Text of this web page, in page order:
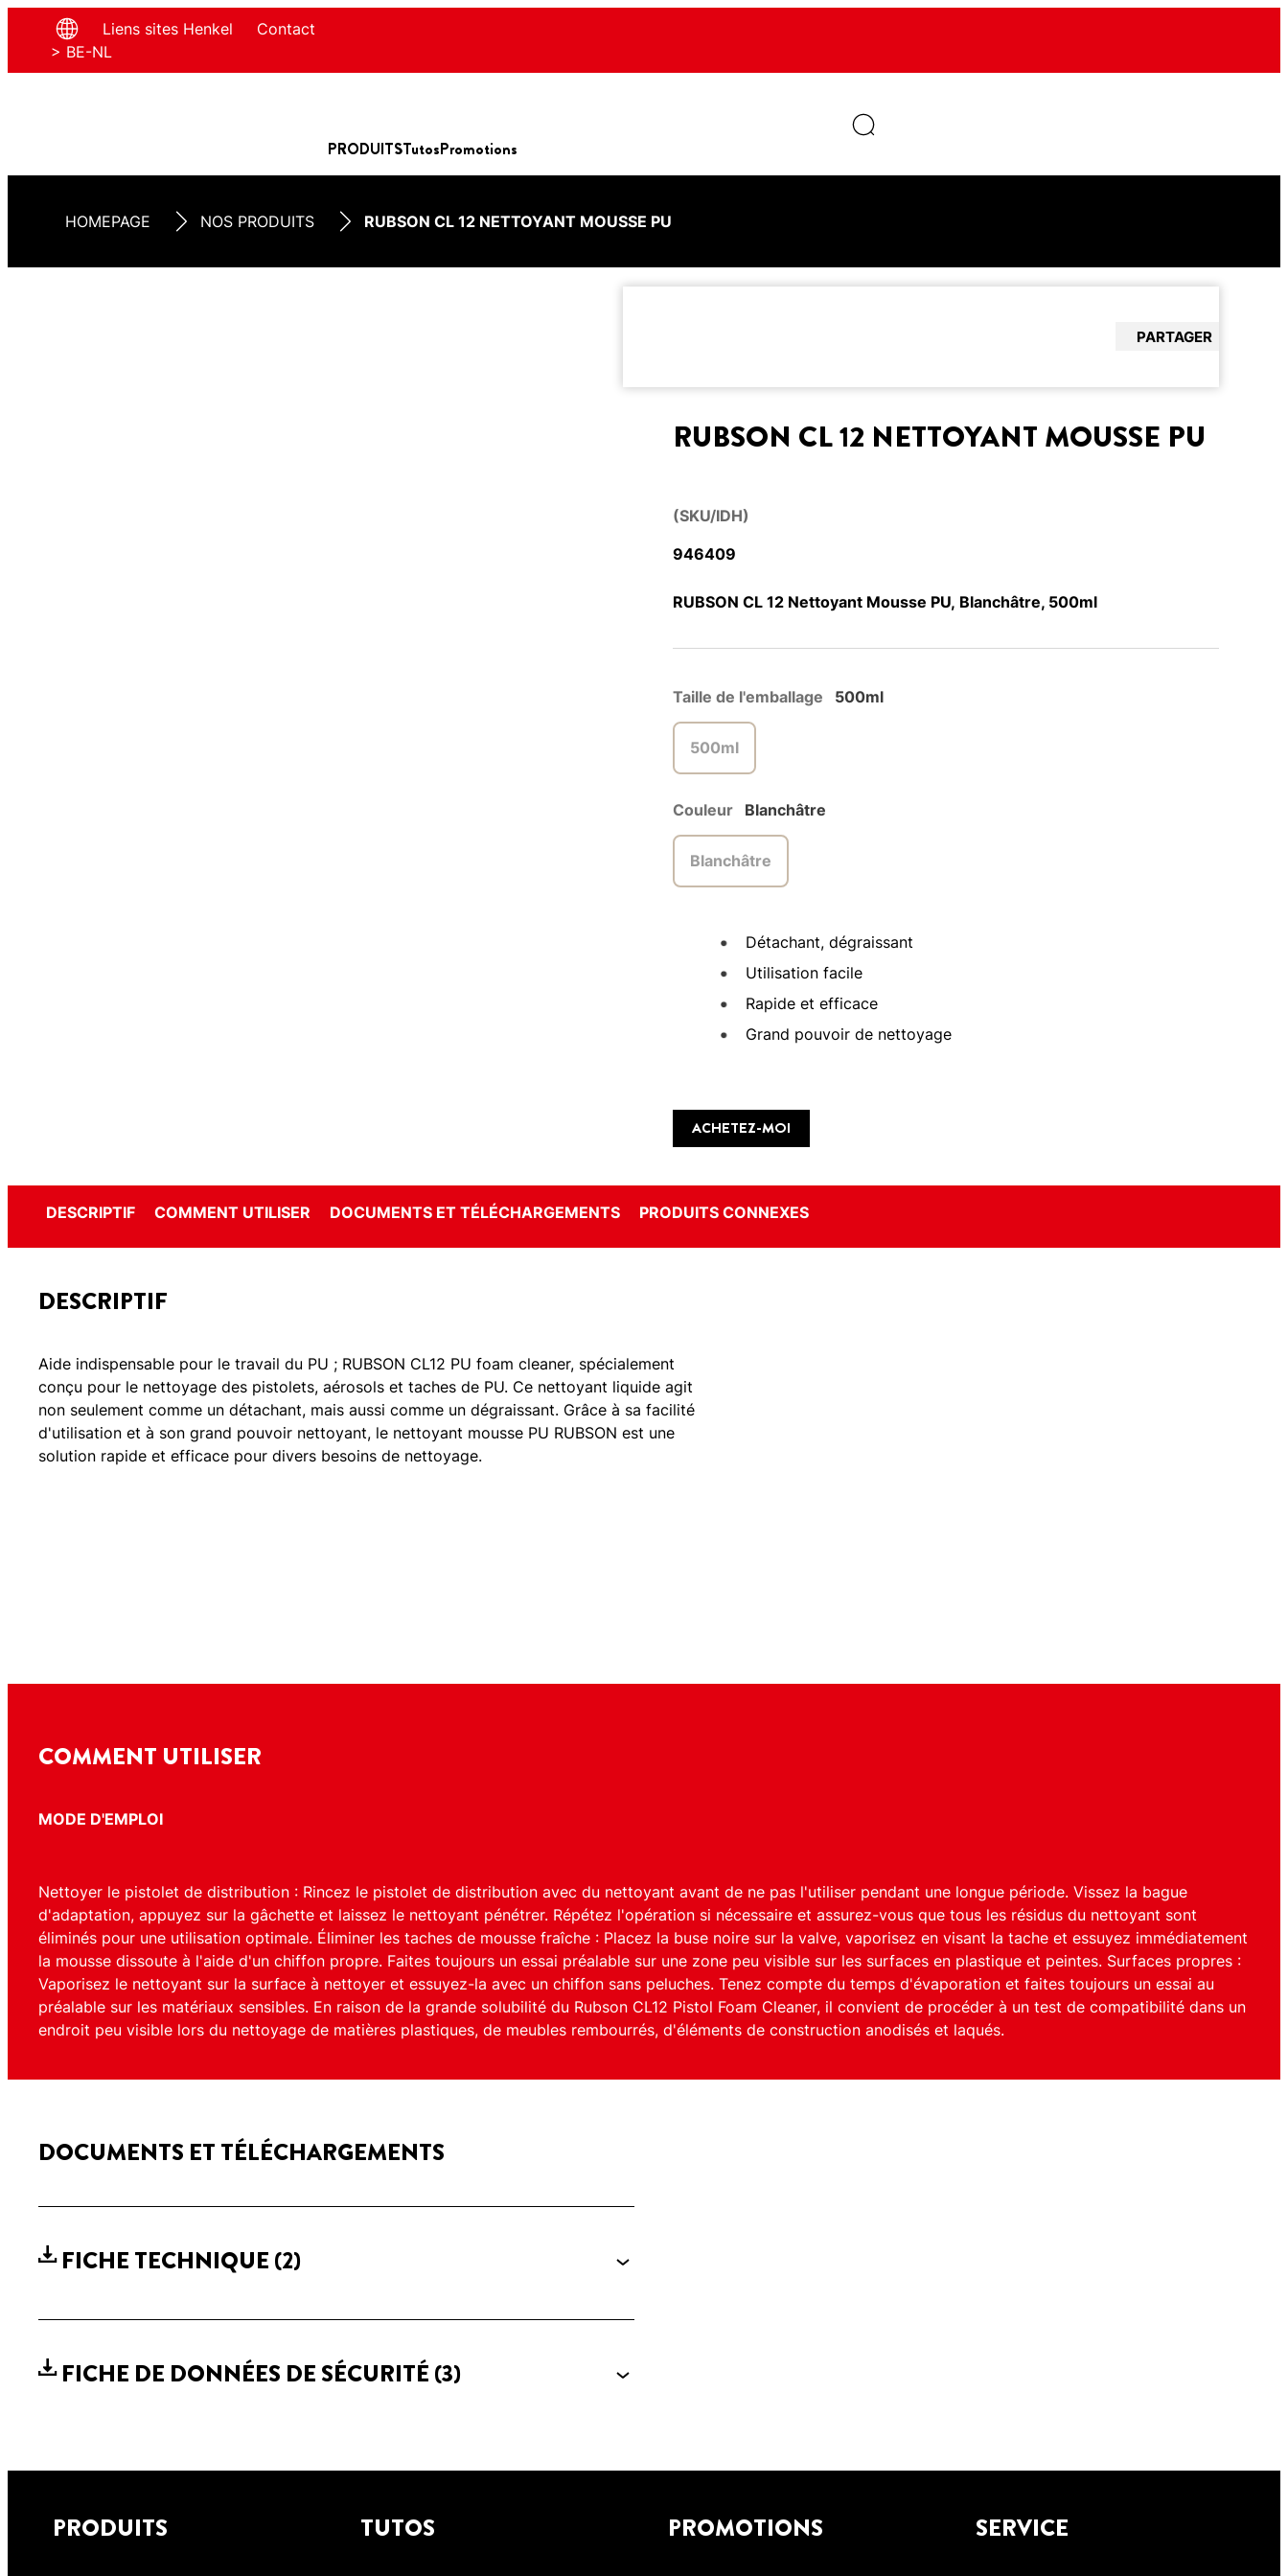
Liens sites Henkel
Contact
> BE-NL
PRODUITSTutosPromotions
HOMEPAGE NOS PRODUITS RUBSON CL 12 NETTOYANT MOUSSE PU
PARTAGER
RUBSON CL 12 NETTOYANT MOUSSE PU
(SKU/IDH)
946409
RUBSON CL 12 Nettoyant Mousse PU, Blanchâtre, 500ml
Taille de l'emballage 500ml
500ml
Couleur Blanchâtre
Blanchâtre
Détachant, dégraissant
Utilisation facile
Rapide et efficace
Grand pouvoir de nettoyage
ACHETEZ-MOI
DESCRIPTIF COMMENT UTILISER DOCUMENTS ET TÉLÉCHARGEMENTS PRODUITS CONNEXES
DESCRIPTIF
Aide indispensable pour le travail du PU ; RUBSON CL12 PU foam cleaner, spécialement
conçu pour le nettoyage des pistolets, aérosols et taches de PU. Ce nettoyant liquide agit
non seulement comme un détachant, mais aussi comme un dégraissant. Grâce à sa facilité
d'utilisation et à son grand pouvoir nettoyant, le nettoyant mousse PU RUBSON est une
solution rapide et efficace pour divers besoins de nettoyage.
COMMENT UTILISER
MODE D'EMPLOI
Nettoyer le pistolet de distribution : Rincez le pistolet de distribution avec du nettoyant avant de ne pas l'utiliser pendant une longue période. Vissez la bague
d'adaptation, appuyez sur la gâchette et laissez le nettoyant pénétrer. Répétez l'opération si nécessaire et assurez-vous que tous les résidus du nettoyant sont
éliminés pour une utilisation optimale. Éliminer les taches de mousse fraîche : Placez la buse noire sur la valve, vaporisez en visant la tache et essuyez immédiatement
la mousse dissoute à l'aide d'un chiffon propre. Faites toujours un essai préalable sur une zone peu visible sur les surfaces en plastique et peintes. Surfaces propres :
Vaporisez le nettoyant sur la surface à nettoyer et essuyez-la avec un chiffon sans peluches. Tenez compte du temps d'évaporation et faites toujours un essai au
préalable sur les matériaux sensibles. En raison de la grande solubilité du Rubson CL12 Pistol Foam Cleaner, il convient de procéder à un test de compatibilité dans un
endroit peu visible lors du nettoyage de matières plastiques, de meubles rembourrés, d'éléments de construction anodisés et laqués.
DOCUMENTS ET TÉLÉCHARGEMENTS
FICHE TECHNIQUE (2)
FICHE DE DONNÉES DE SÉCURITÉ (3)
PRODUITS TUTOS PROMOTIONS SERVICE